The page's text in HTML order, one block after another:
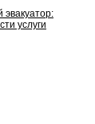
услуги